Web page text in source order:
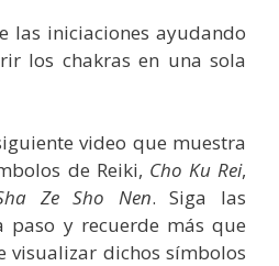
las iniciaciones ayudando
los chakras en una sola
video que muestra
de Reiki, Cho Ku Rei,
Ze Sho Nen. Siga las
paso y recuerde más que
visualizar dichos símbolos